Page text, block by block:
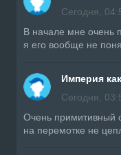
Сегодня,
В начале мне очень
я его вообще не
Империя
Сегодня,
Очень примитивный
на перемотке не